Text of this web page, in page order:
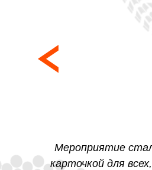
Мероприятие
карточкой для